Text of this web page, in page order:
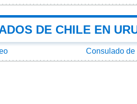
DE CHILE EN
Consulado de